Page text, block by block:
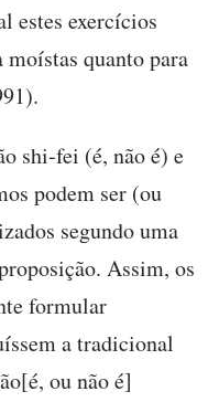
estes exercícios
quanto para
shi-fei (é, não é) e
podem ser (ou
segundo uma
Assim, os
formular
a tradicional
ou não é]